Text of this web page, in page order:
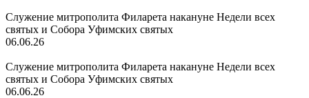
Служение митрополита Филарета накануне Недели всех
святых и Собора Уфимских святых
06.06.26
Служение митрополита Филарета накануне Недели всех
святых и Собора Уфимских святых
06.06.26